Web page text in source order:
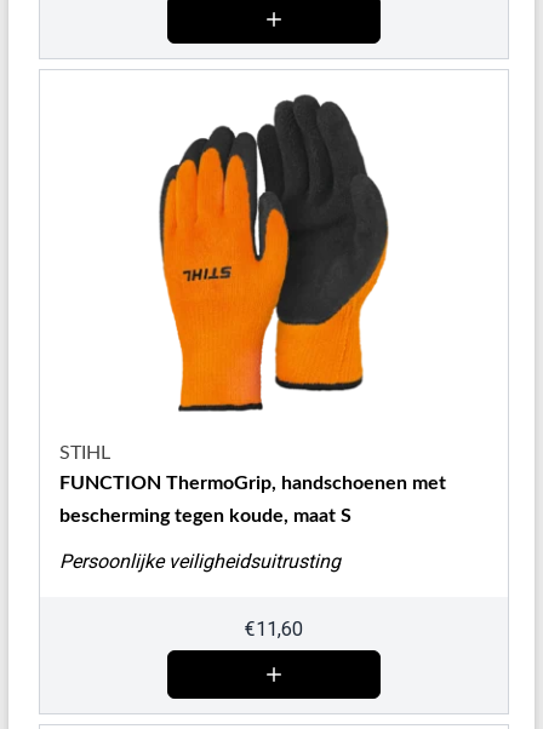
STIHL
FUNCTION ThermoGrip, handschoenen met
bescherming tegen koude, maat S
Persoonlijke veiligheidsuitrusting
€11,60